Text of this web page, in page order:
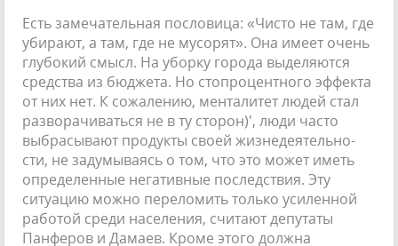
Есть замечательная пословица: «Чисто не там, где
убирают, а там, где не мусорят». Она имеет очень
глубокий смысл. На уборку города выделяются
средства из бюджета. Но стопроцентного эффекта
от них нет. К сожалению, менталитет людей стал
разворачиваться не в ту сторон)', люди часто
выбрасывают продукты своей жизнедеятельно­
сти, не задумываясь о том, что это может иметь
определенные нега­тивные последствия. Эту
ситуацию можно переломить только усилен­ной
работой среди населения, счи­тают депутаты
Панферов и Дамаев. Кроме этого должна